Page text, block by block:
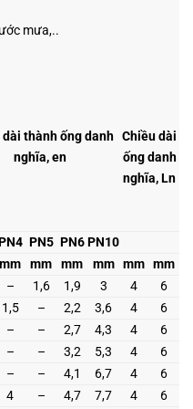
mưa,..
dài thành ống danh
nghĩa, en
Chiều dài
ống danh
nghĩa, Ln
PN5 PN6 PN10
mm mm mm mm mm mm
– 1,6 1,9 3 4
6
1,5 – 2,2 3,6 4
6
– – 2,7 4,3 4
6
– – 3,2 5,3 4
6
– – 4,1 6,7 4
6
4 – 4,7 7,7 4
6